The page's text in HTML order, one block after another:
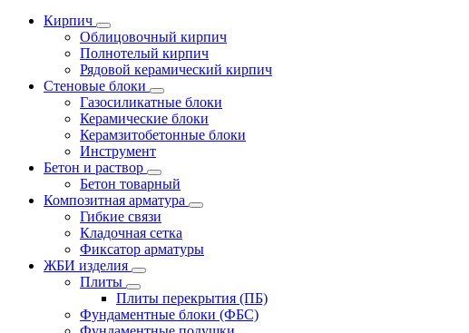
Кирпич
Облицовочный кирпич
Полнотелый кирпич
Рядовой керамический кирпич
Стеновые блоки
Газосиликатные блоки
Керамические блоки
Керамзитобетонные блоки
Инструмент
Бетон и раствор
Бетон товарный
Композитная арматура
Гибкие связи
Кладочная сетка
Фиксатор арматуры
ЖБИ изделия
Плиты
Плиты перекрытия (ПБ)
Фундаментные блоки (ФБС)